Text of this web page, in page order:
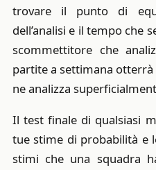
trovare il punto di
dell’analisi e il tempo che
scommettitore che
partite a settimana
ne analizza
Il test finale di qualsiasi
tue stime di probabilità e
stimi che una squadra